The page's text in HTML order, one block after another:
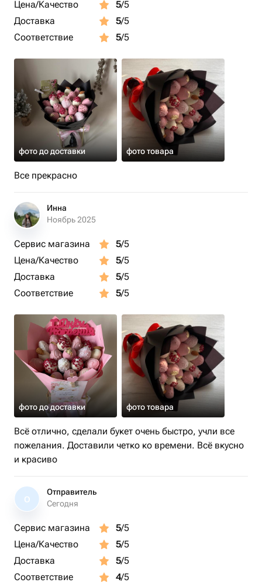
Цена/Качество
5/5
Доставка
5/5
Соответствие
5/5
фото до доставки фото товара
Все прекрасно
Инна
Ноябрь 2025
Сервис магазина 5/5
Цена/Качество
5/5
Доставка
5/5
Соответствие
5/5
фото до доставки фото товара
Всё отлично, сделали букет очень быстро, учли все
пожелания. Доставили четко ко времени. Всё вкусно
и красиво
О
Отправитель
Сегодня
Сервис магазина 5/5
Цена/Качество
5/5
Доставка
5/5
Соответствие
4/5